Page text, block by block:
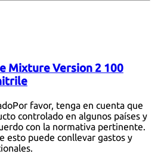
Mixture Version 2 100
Por favor, tenga en cuenta que
controlado en algunos países y
con la normativa pertinente.
esto puede conllevar gastos y